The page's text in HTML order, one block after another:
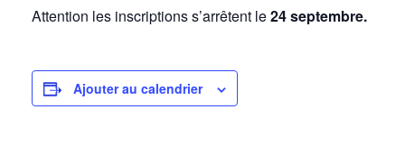
Attention les inscriptions s’arrêtent le24 septembre.
Ajouter au calendrier